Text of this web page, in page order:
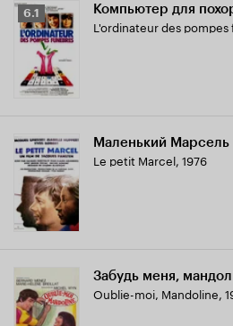
Рейтинг
Кинопоиска
6.1
6.1 Компьютер для
L'ordinateur des
Маленький Марсель
Le petit Marcel, 1976
Забудь меня,
Oublie-moi, Mandoline,